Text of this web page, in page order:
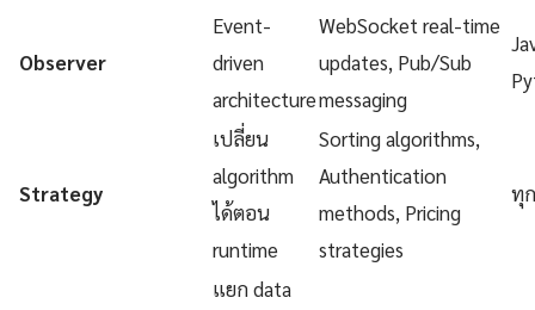
Observer
Event-
driven
architecture
WebSocket real-time
updates, Pub/Sub
messaging
Strategy
เปลี่ยน
algorithm
ได้ตอน
runtime
Sorting algorithms,
Authentication
methods, Pricing
strategies
ทุ
แยก data